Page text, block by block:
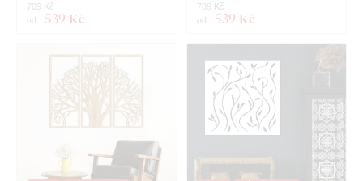
od 539 Kč
709 Kč
od 539 Kč
709 Kč